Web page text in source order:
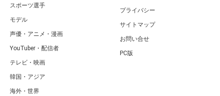
スポーツ選手
モデル
声優・アニメ・漫画
YouTuber・配信者
テレビ・映画
韓国・アジア
海外・世界
プライバシー
サイトマップ
お問い合せ
PC版